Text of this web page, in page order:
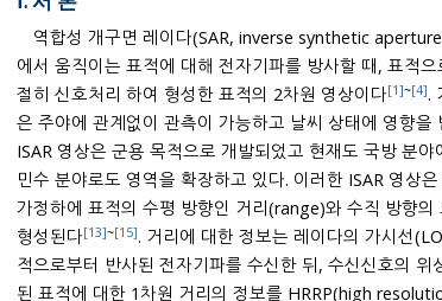
역합성 개구면 레이다(SAR, inverse synthetic
에서 움직이는 표적에 대해 전자기파를 방사할 때, 표적으로부터 반사되어 돌아온 데이터들을 적
절히 신호처리 하여 형성한 표적의 2차원 영상이다[1]~[4].
ISAR 영상은 군용 목적으로 개발되었고 현재도 국방 분야에 많은 비중을 차지하고 있으며 점차
민수 분야로도 영역을 확장하고 있다. 이러한 ISAR 영상
가정하에 표적의 수평 방향인 거리(range)와 수직 방향의 도플러(Doppler)에 대한 정보로부터
형성된다[13]~[15]. 거리에 대한 정보는 레이다의 가시선
적으로부터 반사된 전자기파를 수신한 뒤, 수신신호의 위상 성분으로부터 획득된다. 이렇게 생성
된 표적에 대한 1차원 거리의 정보를 HRRP(high resolution range profile)라 한다. 도플러